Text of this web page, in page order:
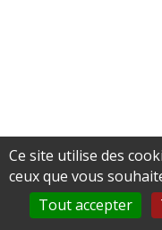
Ce site utilise des
ceux que vous
Tout accepter